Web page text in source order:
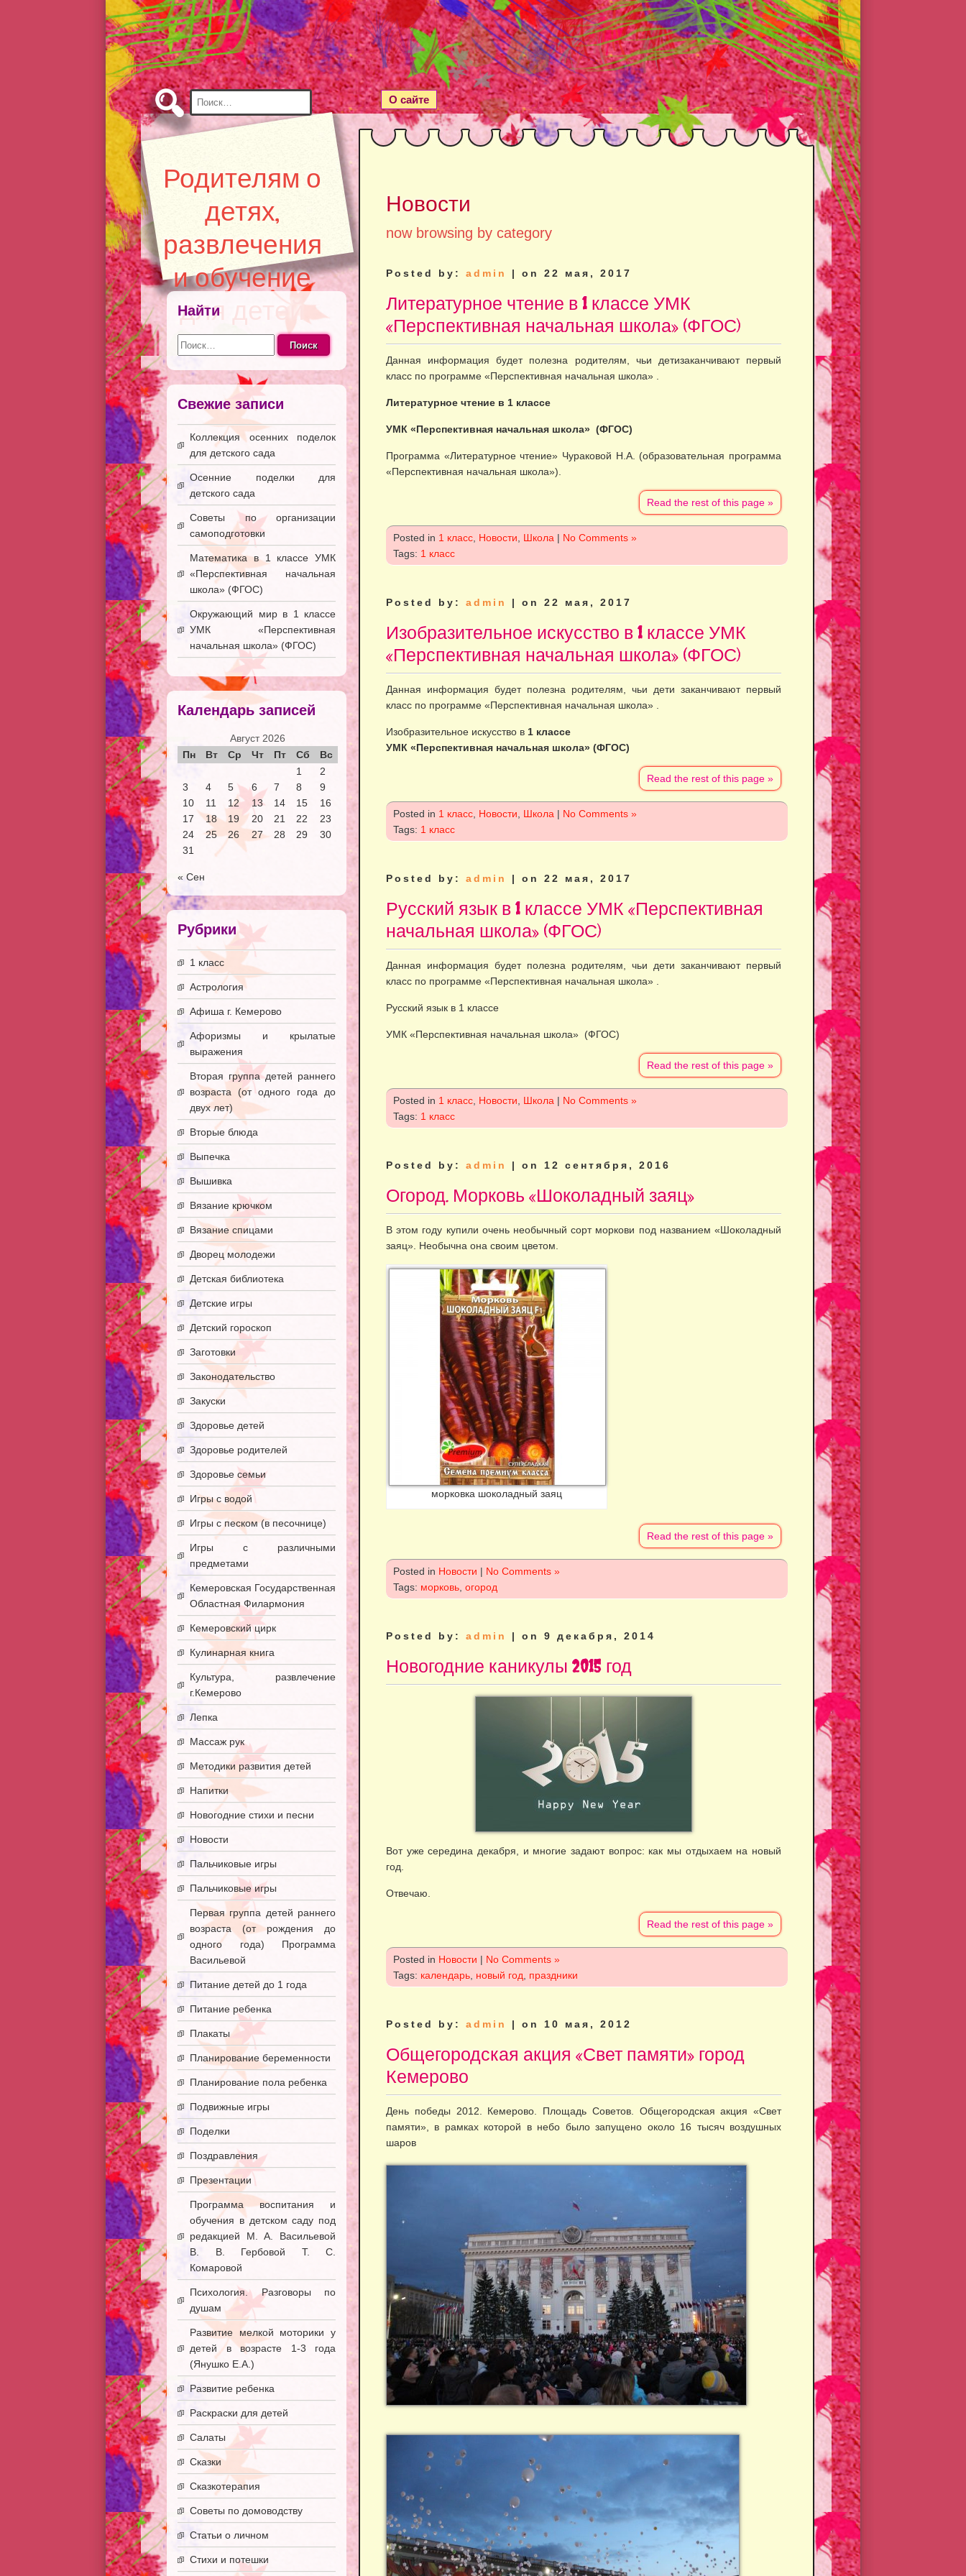
Найти:
Родителям о
детях,
развлечения
и обучение
для детей
О сайте
Новости
now browsing by category
Posted by: admin | on 22 мая, 2017
Литературное чтение в 1 классе УМК
«Перспективная начальная школа» (ФГОС)
Данная информация будет полезна родителям, чьи детизаканчивают первый
класс по программе «Перспективная начальная школа» .
Литературное чтение в 1 классе
УМК «Перспективная начальная школа» (ФГОС)
Программа «Литературное чтение» Чураковой Н.А. (образовательная программа
«Перспективная начальная школа»).
Read the rest of this page »
Posted in 1 класс Новости Школа | No Comments »
Tags: 1 класс
Posted by: admin | on 22 мая, 2017
Изобразительное искусство в 1 классе УМК
«Перспективная начальная школа» (ФГОС)
Данная информация будет полезна родителям, чьи дети заканчивают первый
класс по программе «Перспективная начальная школа» .
Изобразительное искусство в 1 классе
УМК «Перспективная начальная школа» (ФГОС)
Read the rest of this page »
Posted in 1 класс Новости Школа | No Comments »
Tags: 1 класс
Posted by: admin | on 22 мая, 2017
Русский язык в 1 классе УМК «Перспективная
начальная школа» (ФГОС)
Данная информация будет полезна родителям, чьи дети заканчивают первый
класс по программе «Перспективная начальная школа» .
Русский язык в 1 классе
УМК «Перспективная начальная школа» (ФГОС)
Read the rest of this page »
Posted in 1 класс Новости Школа | No Comments »
Tags: 1 класс
Posted by: admin | on 12 сентября, 2016
Огород. Морковь «Шоколадный заяц»
В этом году купили очень необычный сорт моркови под названием «Шоколадный
заяц». Необычна она своим цветом.
морковка шоколадный заяц
Read the rest of this page »
Posted in Новости | No Comments »
Tags: морковь огород
Posted by: admin | on 9 декабря, 2014
Новогодние каникулы 2015 год
Вот уже середина декабря, и многие задают вопрос: как мы отдыхаем на новый
год.
Отвечаю.
Read the rest of this page »
Posted in Новости | No Comments »
Tags: календарь новый год праздники
Posted by: admin | on 10 мая, 2012
Общегородская акция «Свет памяти» город
Кемерово
День победы 2012. Кемерово. Площадь Советов. Общегородская акция «Свет
памяти», в рамках которой в небо было запущено около 16 тысяч воздушных
шаров
Найти
Найти:
Свежие записи
Коллекция осенних поделок
для детского сада
Осенние поделки для
детского сада
Советы по организации
самоподготовки
Математика в 1 классе УМК
«Перспективная начальная
школа» (ФГОС)
Окружающий мир в 1 классе
УМК «Перспективная
начальная школа» (ФГОС)
Календарь записей
Август 2026
Пн
Вт Ср Чт Пт Сб
Вс
1
2
3
4 5 6 7 8
9
10
11 12 13 14 15
16
17
18 19 20 21 22
23
24
25 26 27 28 29
30
31
« Сен
Рубрики
1 класс
Астрология
Афиша г. Кемерово
Афоризмы и крылатые
выражения
Вторая группа детей раннего
возраста (от одного года до
двух лет)
Вторые блюда
Выпечка
Вышивка
Вязание крючком
Вязание спицами
Дворец молодежи
Детская библиотека
Детские игры
Детский гороскоп
Заготовки
Законодательство
Закуски
Здоровье детей
Здоровье родителей
Здоровье семьи
Игры с водой
Игры с песком (в песочнице)
Игры с различными
предметами
Кемеровская Государственная
Областная Филармония
Кемеровский цирк
Кулинарная книга
Культура, развлечение
г.Кемерово
Лепка
Массаж рук
Методики развития детей
Напитки
Новогодние стихи и песни
Новости
Пальчиковые игры
Пальчиковые игры
Первая группа детей раннего
возраста (от рождения до
одного года) Программа
Васильевой
Питание детей до 1 года
Питание ребенка
Плакаты
Планирование беременности
Планирование пола ребенка
Подвижные игры
Поделки
Поздравления
Презентации
Программа воспитания и
обучения в детском саду под
редакцией М. А. Васильевой
В. В. Гербовой Т. С.
Комаровой
Психология. Разговоры по
душам
Развитие мелкой моторики у
детей в возрасте 1-3 года
(Янушко Е.А.)
Развитие ребенка
Раскраски для детей
Салаты
Сказки
Сказкотерапия
Советы по домоводству
Статьи о личном
Стихи и потешки